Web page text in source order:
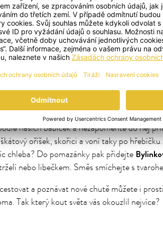
pomalu končí a my se postupně
jehokořením na rybydokážete vykouzlit
směs s petrželí, tymiánem a žlutou
V Maďarsku si připravíme tradiční guláš.
česnek, kousky cibule a kmín. To vše obsahuje
temperamentní maďarský guláš levou
čaje.
krásně, ale jak je známo – všude dobře,
našich babiček a nezapomeňte do něj
oříšek, skořici a voní taky po
chleba? Do pomazánky pak přidejte
nebo libečkem. Směs smíchejte s
a poznávat nové chutě můžete i
Tak který kout světa vás okouzlil nejvíce?